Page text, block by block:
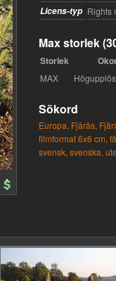
Licens-typ Rights
Max storlek
Storlek
MAX
Sökord
Europa, Fjärås,
filmformat 6x6 cm,
svensk, svenska,